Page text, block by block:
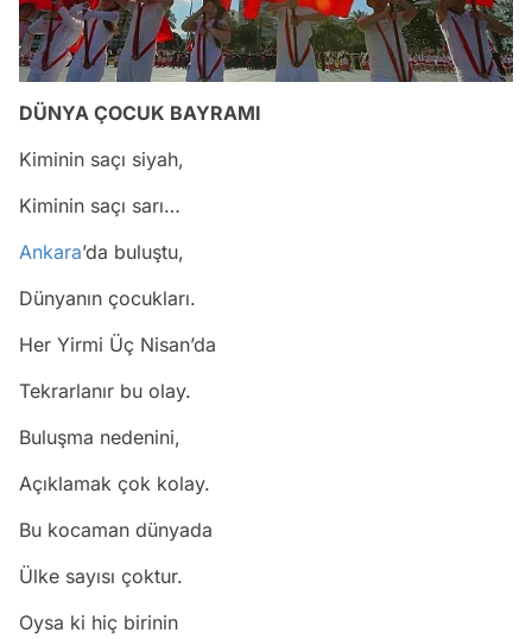
DÜNYA ÇOCUK BAYRAMI
Kiminin saçı siyah,
Kiminin saçı sarı…
Ankara’da buluştu,
Dünyanın çocukları.
Her Yirmi Üç Nisan’da
Tekrarlanır bu olay.
Buluşma nedenini,
Açıklamak çok kolay.
Bu kocaman dünyada
Ülke sayısı çoktur.
Oysa ki hiç birinin